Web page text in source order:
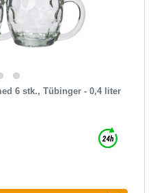
6 stk., Tübinger - 0,4 liter